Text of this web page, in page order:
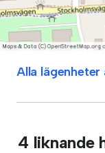
Alla
4 liknande